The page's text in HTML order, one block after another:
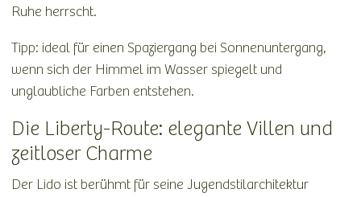
Ruhe herrscht.
Tipp: ideal für einen Spaziergang bei Sonnenuntergang,
wenn sich der Himmel im Wasser spiegelt und
unglaubliche Farben entstehen.
Die Liberty-Route: elegante Villen und
zeitloser Charme
Der Lido ist berühmt für seine Jugendstilarchitektur